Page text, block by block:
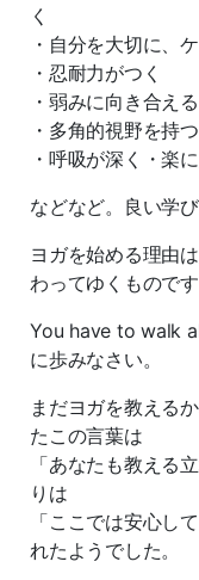
く
・自分を大切に、
・忍耐力がつく
・弱みに向き合え
・多角的視野を持
・呼吸が深く・楽
などなど。良い学
ヨガを始める理由
わってゆくものです
You have to walk
に歩みなさい。
まだヨガを教える
たこの言葉は
「あなたも教える
りは
「ここでは安心し
れたようでした。